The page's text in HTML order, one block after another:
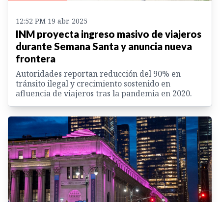
12:52 PM 19 abr. 2025
INM proyecta ingreso masivo de viajeros
durante Semana Santa y anuncia nueva
frontera
Autoridades reportan reducción del 90% en
tránsito ilegal y crecimiento sostenido en
afluencia de viajeros tras la pandemia en 2020.